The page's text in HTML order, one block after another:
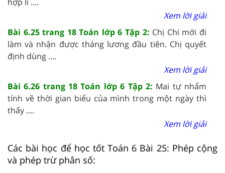
Xem lời giải
Bài 6.25 trang 18 Toán lớp 6 Tập 2: Chị Chi mới đi
làm và nhận được tháng lương đầu tiên. Chị quyết
định dùng ....
Xem lời giải
Bài 6.26 trang 18 Toán lớp 6 Tập 2: Mai tự nhẩm
tính về thời gian biểu của mình trong một ngày thì
thấy ....
Xem lời giải
Các bài học để học tốt Toán 6 Bài 25: Phép cộng
và phép trừ phân số: